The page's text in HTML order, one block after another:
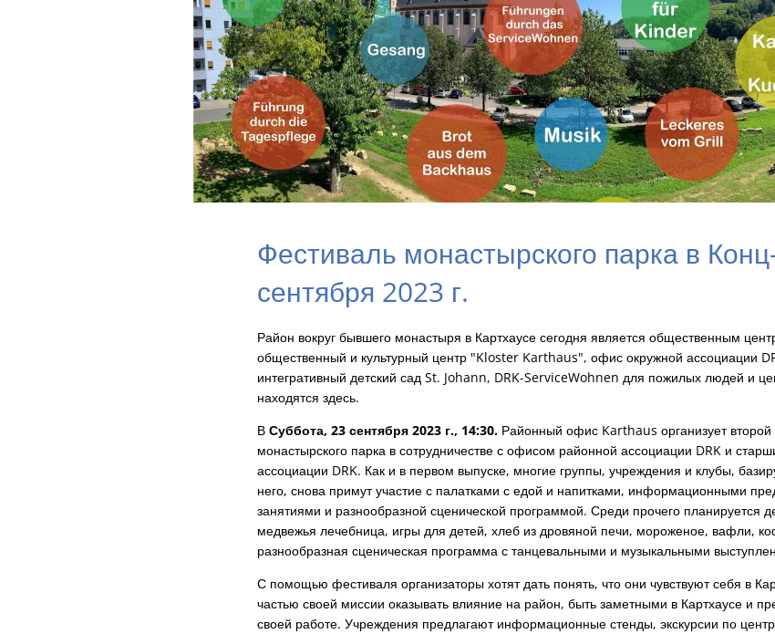
Фестиваль монастырского парка в
сентября 2023 г.
Район вокруг бывшего монастыря в Картхаусе сегодня является общественным
общественный и культурный центр "Kloster Karthaus", офис окружной ассоциации
интегративный детский сад St. Johann, DRK-ServiceWohnen для пожилых людей и
находятся здесь.
В Суббота, 23 сентября 2023 г., 14:30. Районный офис Karthaus организует второй
монастырского парка в сотрудничестве с офисом районной ассоциации DRK и
ассоциации DRK. Как и в первом выпуске, многие группы, учреждения и клубы,
него, снова примут участие с палатками с едой и напитками, информационными
занятиями и разнообразной сценической программой. Среди прочего планируется
медвежья лечебница, игры для детей, хлеб из дровяной печи, мороженое, вафли,
разнообразная сценическая программа с танцевальными и музыкальными
С помощью фестиваля организаторы хотят дать понять, что они чувствуют себя в
частью своей миссии оказывать влияние на район, быть заметными в Картхаусе и
своей работе. Учреждения предлагают информационные стенды, экскурсии по